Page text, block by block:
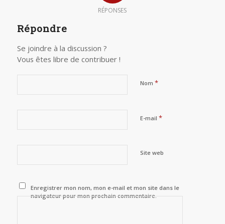
RÉPONSES
Répondre
Se joindre à la discussion ?
Vous êtes libre de contribuer !
Nom *
E-mail *
Site web
Enregistrer mon nom, mon e-mail et mon site dans le
navigateur pour mon prochain commentaire.